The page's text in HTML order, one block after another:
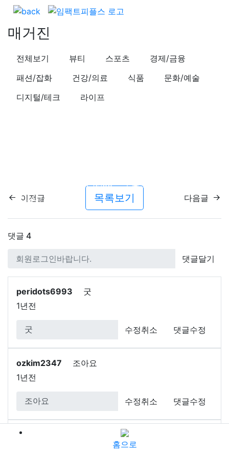
매거진
전체보기 뷰티 스포츠
경제/금융
패션/잡화
건강/의료 식품
문화/예술
디지털/테크
라이프
21.11.01 (월) 12:33 조회수
공유
이전글 목록보기 다음글
댓글 4
댓글달기
peridots6993
굿
1년전
수정취소 댓글수정
ozkim2347
조아요
1년전
수정취소 댓글수정
jpy8450
홈으로